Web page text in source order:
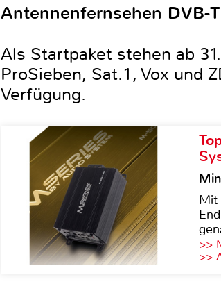
Antennenfernsehen DVB-
Als Startpaket stehen ab
ProSieben, Sat.1, Vox und
Verfügung.
Mit
>>
>>